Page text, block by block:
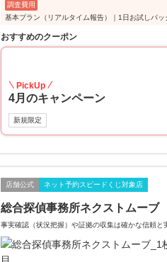
調査費用
基本プラン（リアルタイム報告）｜1日お試しパッ
おすすめのクーポン
PickUp
4月のキャンペーン
新規限定
店舗公式 ネット予約スピードくじ対象店
総合探偵事務所ネクストムーブ
事実確認（状況把握）や証拠の収集は確かな信頼と